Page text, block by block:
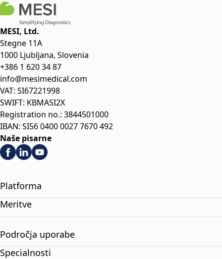
MESI, Ltd.
Stegne 11A
1000 Ljubljana, Slovenia
+386 1 620 34 87
info@mesimedical.com
VAT: SI67221998
SWIFT: KBMASI2X
Registration no.: 3844501000
IBAN: SI56 0400 0027 7670 492
Naše pisarne
Platforma
Meritve
Področja uporabe
Specialnosti